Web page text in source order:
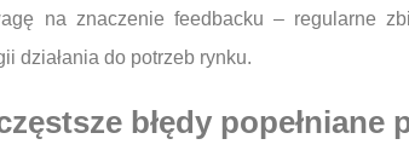
na znaczenie feedbacku – regularne
działania do potrzeb rynku.
błędy popełniane